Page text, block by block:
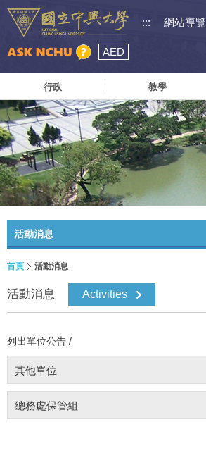
::: 網站導覽
AED
行政 教學
活動消息
首頁 活動消息
活動消息 Activities
列出單位公告 /
其他單位
總務處保管組